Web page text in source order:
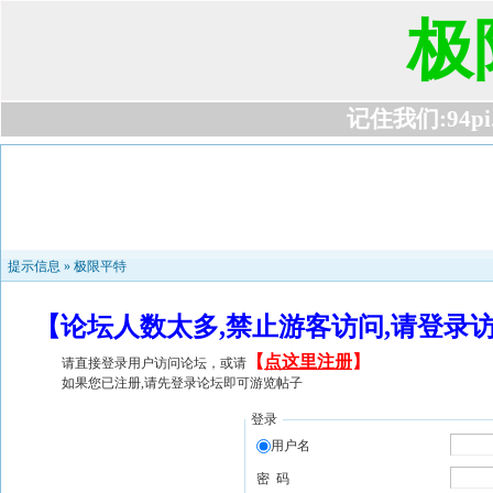
极
记住我们
提示信息 » 极限平特
【论坛人数太多,禁止游客访问,请登
请直接登录用户访问论坛，或请 【 点这里注册】
如果您已注册,请先登录论坛即可游览帖子
登录
用户名
密 码